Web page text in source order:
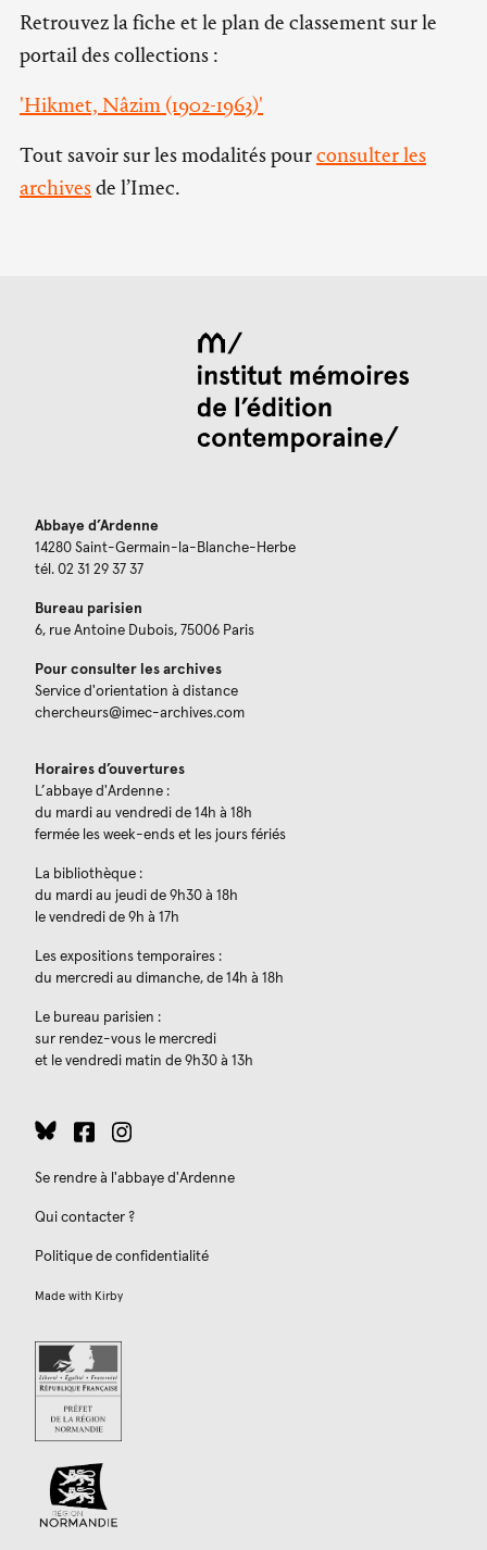
Retrouvez la fiche et le plan de classement sur le
portail des collections :
'Hikmet, Nâzim (1902-1963)'
Tout savoir sur les modalités pourconsulter les
archivesde l’Imec.
Abbaye d’Ardenne
14280 Saint-Germain-la-Blanche-Herbe
tél. 02 31 29 37 37
Bureau parisien
6, rue Antoine Dubois, 75006 Paris
Pour consulter les archives
Service d'orientation à distance
chercheurs@imec-archives.com
Horaires d’ouvertures
L’abbaye d'Ardenne :
du mardi au vendredi de 14h à 18h
fermée les week-ends et les jours fériés
La bibliothèque :
du mardi au jeudi de 9h30 à 18h
le vendredi de 9h à 17h
Les expositions temporaires :
du mercredi au dimanche, de 14h à 18h
Le bureau parisien :
sur rendez-vous le mercredi
et le vendredi matin de 9h30 à 13h
Se rendre à l'abbaye d'Ardenne
Qui contacter ?
Politique de confidentialité
Made with Kirby